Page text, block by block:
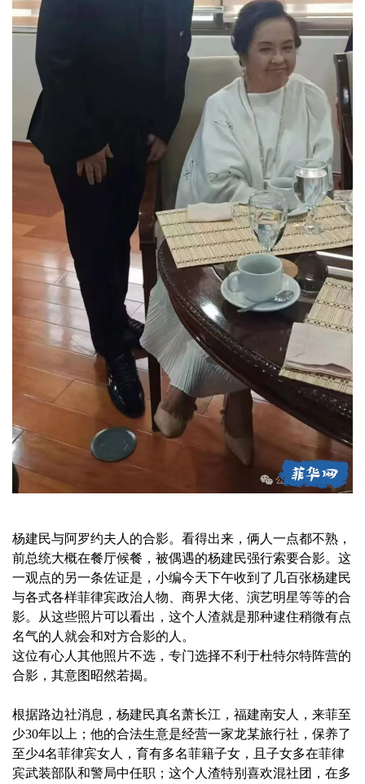
杨建民与阿罗约夫人的合影。看得出来，俩人一点都不熟，
前总统大概在餐厅候餐，被偶遇的杨建民强行索要合影。这
一观点的另一条佐证是，小编今天下午收到了几百张杨建民
与各式各样菲律宾政治人物、商界大佬、演艺明星等等的合
影。从这些照片可以看出，这个人渣就是那种逮住稍微有点
名气的人就会和对方合影的人。
这位有心人其他照片不选，专门选择不利于杜特尔特阵营的
合影，其意图昭然若揭。
根据路边社消息，杨建民真名萧长江，福建南安人，来菲至
少30年以上；他的合法生意是经营一家龙某旅行社，保养了
至少4名菲律宾女人，育有多名菲籍子女，且子女多在菲律
宾武装部队和警局中任职；这个人渣特别喜欢混社团，在多